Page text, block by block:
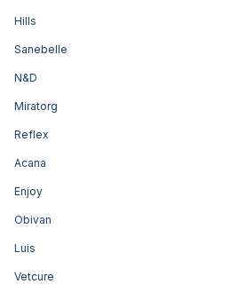
Hills
Sanebelle
N&D
Miratorg
Reflex
Acana
Enjoy
Obivan
Luis
Vetcure